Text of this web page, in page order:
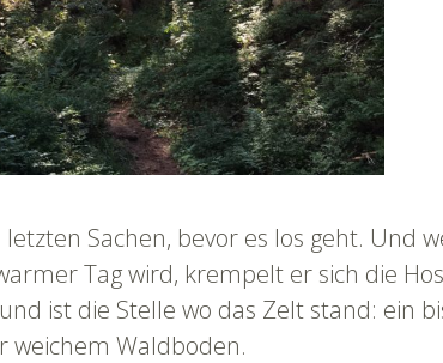
Sachen, bevor es los geht. Und
Tag wird, krempelt er sich die
ist die Stelle wo das Zelt stand: ein
weichem Waldboden.